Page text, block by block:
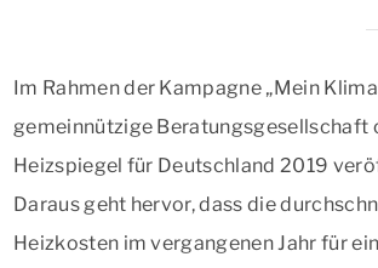
Im Rahmen der Kampagne „Mein
gemeinnützige Beratungsgesellschaft
Heizspiegel für Deutschland 2019
Daraus geht hervor, dass die
Heizkosten im vergangenen Jahr für